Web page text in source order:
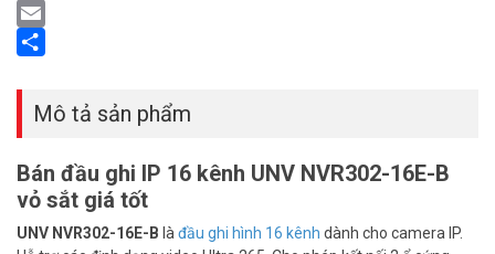
LinkedIn
Email
Mô tả sản phẩm
Bán đầu ghi IP 16 kênh UNV NVR302-16E-B
vỏ sắt giá tốt
UNV NVR302-16E-B là đầu ghi hình 16 kênh dành cho camera IP.